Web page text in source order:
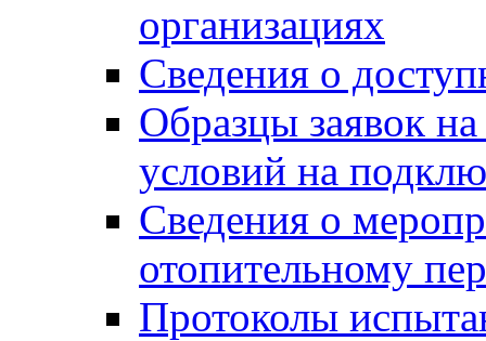
организациях
Сведения о
Образцы заявок
условий на
Сведения о
отопительному
Протоколы